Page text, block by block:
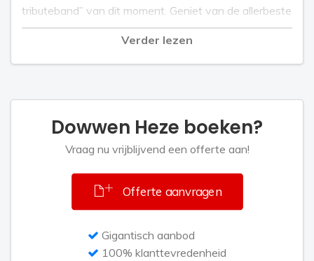
tributeband” van dit moment. Geniet van de allerbeste
ingrediënten: Accordeon, Folk en Polka, positieve
gemoedelijkheid. Feest in de tent met Dowwen Hèze.
andere
opzwepende en energieke liedjes. Kortom, met een
Dowwen Heze is bereikbaar voor iedereen. T’is een
kwestie van geduld……..
Verder lezen
Dowwen Heze boeken?
Vraag nu vrijblijvend een offerte aan!
Offerte aanvragen
Gigantisch aanbod
100% klanttevredenheid